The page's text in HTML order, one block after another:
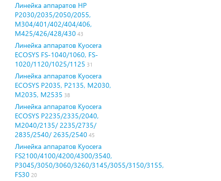
Линейка аппаратов HP
P2030/2035/2050/2055,
M304/401/402/404/406,
М425/426/428/430 43
Линейка аппаратов Kyocera
ECOSYS FS-1040/1060, FS-
1020/1120/1025/1125 31
Линейка аппаратов Kyocera
ECOSYS P2035, P2135, M2030,
M2035, M2535 38
Линейка аппаратов Kyocera
ECOSYS P2235/2335/2040,
M2040/2135/ 2235/2735/
2835/2540/ 2635/2540 45
Линейка аппаратов Kyocera
FS2100/4100/4200/4300/3540,
P3045/3050/3060/3260/3145/3055/3150/3155,
FS30 20